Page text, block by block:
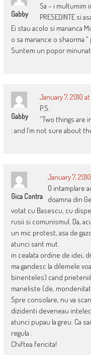
Gabby
Sa – i multumim
PRESEDINTE si
Ei stau acolo si mananca
o sa manance o shaorma ”
Suntem un popor minunat
Gabby
January 7, 2010 at
P.S.
”Two things are
: and I’m not sure about
Gica Contra
January 7, 2010
O intamplare
doamna din
votat cu Basescu, cu
rusii si comunismul. Da,
un mic protest, asa de
atunci sant mut.
in cealata ordine de idei,
ma gandesc la dilemele
binenteles) cand
maneliste (de,
Spre consolare, nu va
dizidenti deveneau
atunci pupau la greu. Ca
regula .
Chiftea fericita!